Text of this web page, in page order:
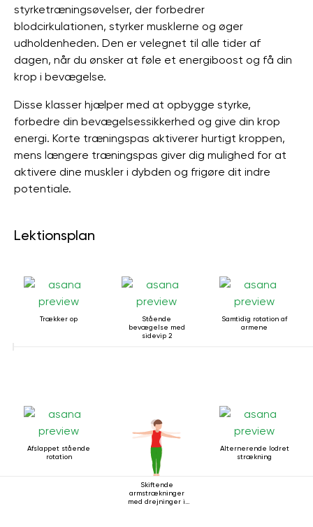
styrketræningsøvelser, der forbedrer
blodcirkulationen, styrker musklerne og øger
udholdenheden. Den er velegnet til alle tider af
dagen, når du ønsker at føle et energiboost og få din
krop i bevægelse.
Disse klasser hjælper med at opbygge styrke,
forbedre din bevægelsessikkerhed og give din krop
energi. Korte træningspas aktiverer hurtigt kroppen,
mens længere træningspas giver dig mulighed for at
aktivere dine muskler i dybden og frigøre dit indre
potentiale.
Lektionsplan
Trækker op
Stående
bevægelse med
sidevip 2
Samtidig rotation af
armene
Afslappet stående
rotation
Skiftende
armstrækninger
med drejninger i
Alternerende lodret
strækning